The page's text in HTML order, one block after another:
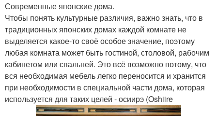
Современные японские дома.
Чтобы понять культурные различия, важно знать, что в
традиционных японских домах каждой комнате не
выделяется какое-то своё особое значение, поэтому
любая комната может быть гостиной, столовой, рабочим
кабинетом или спальней. Это всё возможно потому, что
вся необходимая мебель легко переносится и хранится
при необходимости в специальной части дома, которая
используется для таких целей - осиирэ (Oshiire